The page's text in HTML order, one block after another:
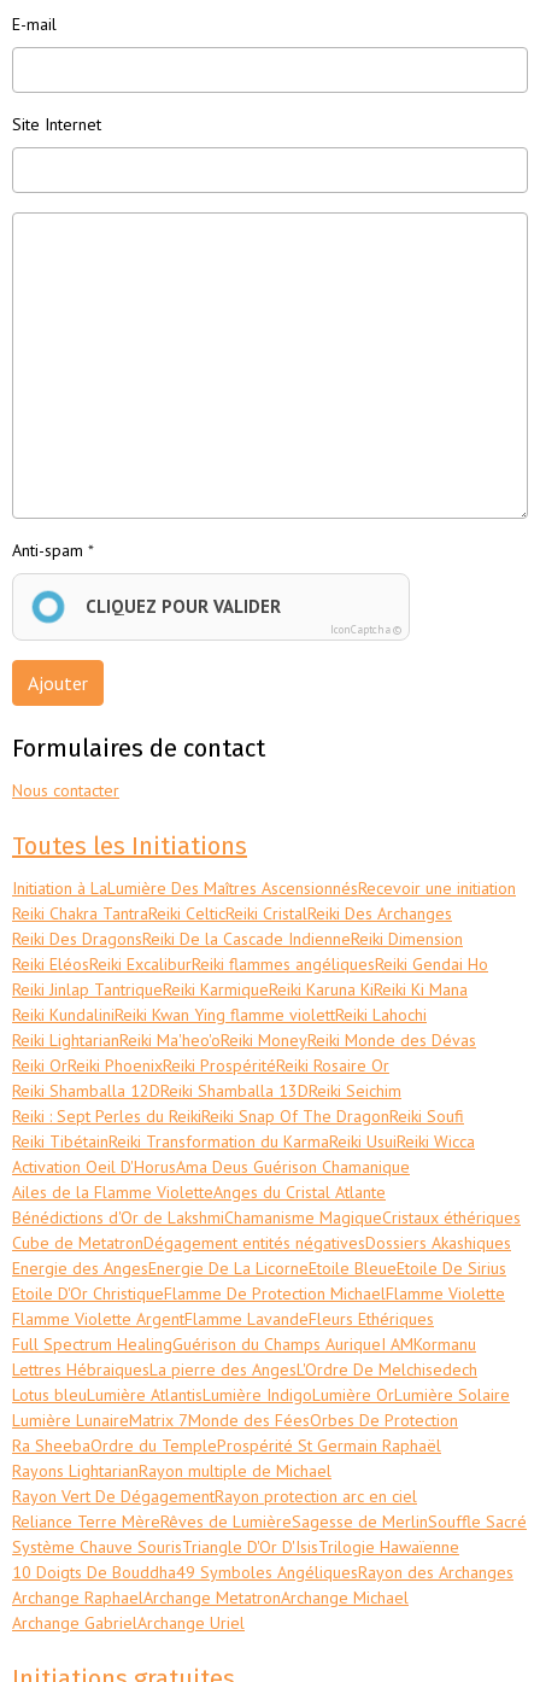
E-mail
Site Internet
Anti-spam
CLIQUEZ POUR VALIDER
IconCaptcha ©
Ajouter
Formulaires de contact
Nous contacter
Toutes les Initiations
Initiation à LaLumière Des Maîtres AscensionnésRecevoir une initiation
Reiki Chakra TantraReiki CelticReiki CristalReiki Des Archanges
Reiki Des DragonsReiki De la Cascade IndienneReiki Dimension
Reiki EléosReiki ExcaliburReiki flammes angéliquesReiki Gendai Ho
Reiki Jinlap TantriqueReiki KarmiqueReiki Karuna KiReiki Ki Mana
Reiki KundaliniReiki Kwan Ying flamme violettReiki Lahochi
Reiki LightarianReiki Ma'heo'oReiki MoneyReiki Monde des Dévas
Reiki OrReiki PhoenixReiki ProspéritéReiki Rosaire Or
Reiki Shamballa 12DReiki Shamballa 13DReiki Seichim
Reiki : Sept Perles du ReikiReiki Snap Of The DragonReiki Soufi
Reiki TibétainReiki Transformation du KarmaReiki UsuiReiki Wicca
Activation Oeil D'HorusAma Deus Guérison Chamanique
Ailes de la Flamme VioletteAnges du Cristal Atlante
Bénédictions d'Or de LakshmiChamanisme MagiqueCristaux éthériques
Cube de MetatronDégagement entités négativesDossiers Akashiques
Energie des AngesEnergie De La LicorneEtoile BleueEtoile De Sirius
Etoile D'Or ChristiqueFlamme De Protection MichaelFlamme Violette
Flamme Violette ArgentFlamme LavandeFleurs Ethériques
Full Spectrum HealingGuérison du Champs AuriqueI AMKormanu
Lettres HébraiquesLa pierre des AngesL'Ordre De Melchisedech
Lotus bleuLumière AtlantisLumière IndigoLumière OrLumière Solaire
Lumière LunaireMatrix 7Monde des FéesOrbes De Protection
Ra SheebaOrdre du TempleProspérité St Germain Raphaël
Rayons LightarianRayon multiple de Michael
Rayon Vert De DégagementRayon protection arc en ciel
Reliance Terre MèreRêves de LumièreSagesse de MerlinSouffle Sacré
Système Chauve SourisTriangle D'Or D'IsisTrilogie Hawaïenne
10 Doigts De Bouddha49 Symboles AngéliquesRayon des Archanges
Archange RaphaelArchange MetatronArchange Michael
Archange GabrielArchange Uriel